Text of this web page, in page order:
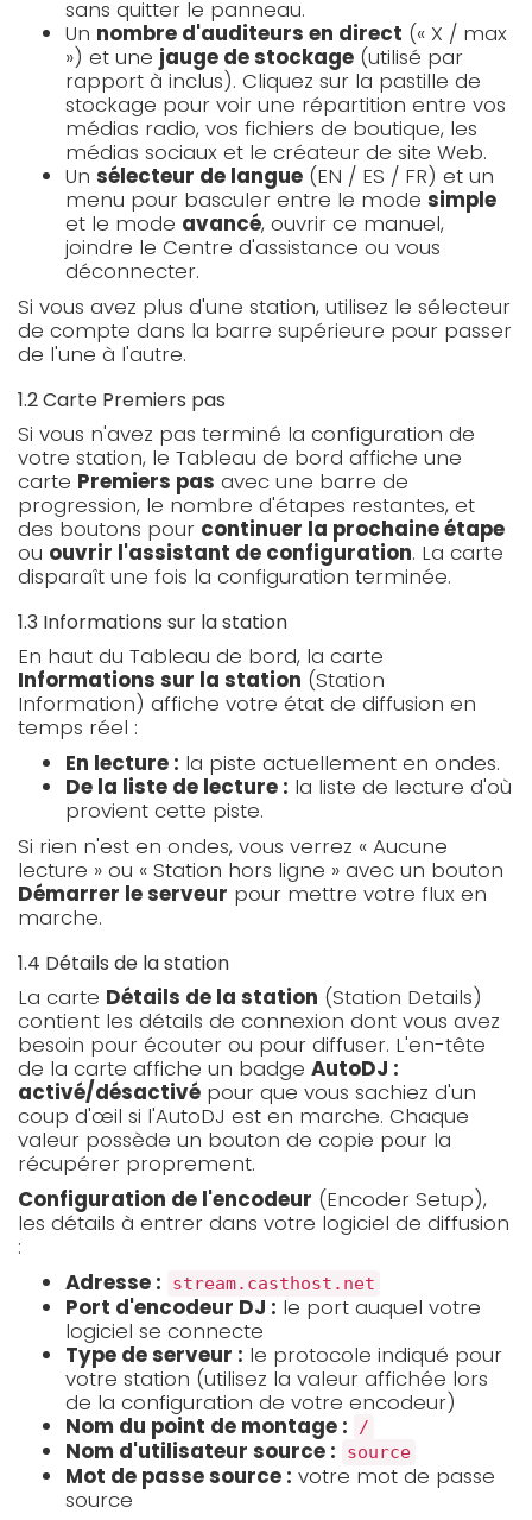
sans quitter le panneau.
Un nombre d'auditeurs en direct (« X / max
») et une jauge de stockage (utilisé par
rapport à inclus). Cliquez sur la pastille de
stockage pour voir une répartition entre vos
médias radio, vos fichiers de boutique, les
médias sociaux et le créateur de site Web.
Un sélecteur de langue (EN / ES / FR) et un
menu pour basculer entre le mode simple
et le mode avancé, ouvrir ce manuel,
joindre le Centre d'assistance ou vous
déconnecter.
Si vous avez plus d'une station, utilisez le sélecteur
de compte dans la barre supérieure pour passer
de l'une à l'autre.
1.2 Carte Premiers pas
Si vous n'avez pas terminé la configuration de
votre station, le Tableau de bord affiche une
carte Premiers pas avec une barre de
progression, le nombre d'étapes restantes, et
des boutons pour continuer la prochaine étape
ou ouvrir l'assistant de configuration. La carte
disparaît une fois la configuration terminée.
1.3 Informations sur la station
En haut du Tableau de bord, la carte
Informations sur la station (Station
Information) affiche votre état de diffusion en
temps réel :
En lecture : la piste actuellement en ondes.
De la liste de lecture : la liste de lecture d'où
provient cette piste.
Si rien n'est en ondes, vous verrez « Aucune
lecture » ou « Station hors ligne » avec un bouton
Démarrer le serveur pour mettre votre flux en
marche.
1.4 Détails de la station
La carte Détails de la station (Station Details)
contient les détails de connexion dont vous avez
besoin pour écouter ou pour diffuser. L'en-tête
de la carte affiche un badge AutoDJ :
activé/désactivé pour que vous sachiez d'un
coup d'œil si l'AutoDJ est en marche. Chaque
valeur possède un bouton de copie pour la
récupérer proprement.
Configuration de l'encodeur (Encoder Setup),
les détails à entrer dans votre logiciel de diffusion
:
Adresse :
stream.casthost.net
Port d'encodeur DJ : le port auquel votre
logiciel se connecte
Type de serveur : le protocole indiqué pour
votre station (utilisez la valeur affichée lors
de la configuration de votre encodeur)
Nom du point de montage :
/
Nom d'utilisateur source : source
Mot de passe source : votre mot de passe
source